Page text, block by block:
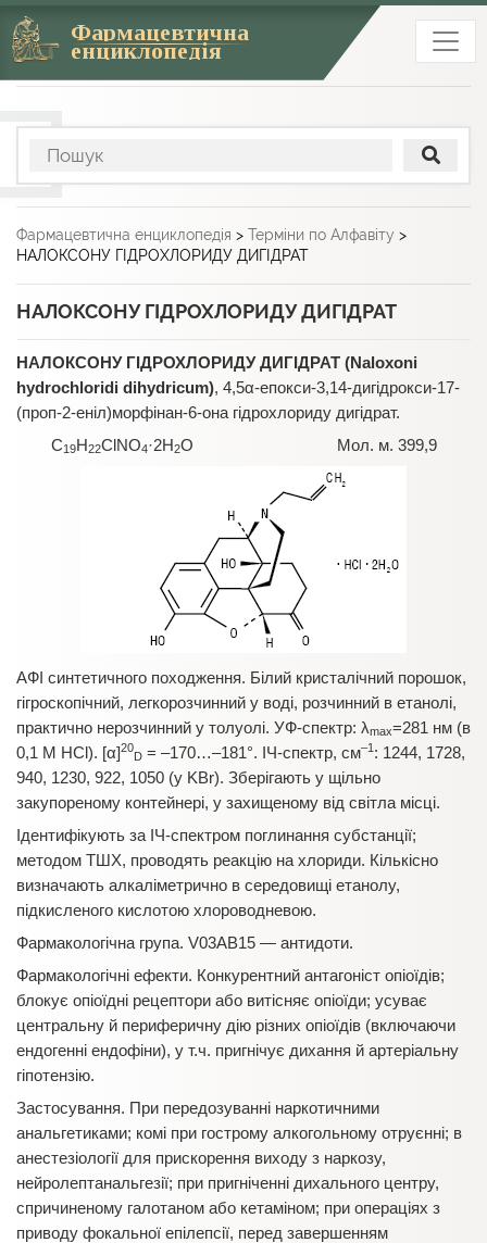
Фармацевтична
енциклопедія
Фармацевтична енциклопедія > Терміни по Алфавіту >
НАЛОКСОНУ ГІДРОХЛОРИДУ ДИГІДРАТ
НАЛОКСОНУ ГІДРОХЛОРИДУ ДИГІДРАТ
НАЛОКСОНУ ГІДРОХЛОРИДУ ДИГІДРАТ (Naloxoni
hydrochloridi dihydricum), 4,5α-епокси-3,14-дигідрокси-17-
(проп-2-еніл)морфінан-6-она гідрохлориду дигідрат.
C19H22ClNO4·2H2O Мол. м. 399,9
АФІ синтетичного походження. Білий кристалічний порошок,
гігроскопічний, легкорозчинний у воді, розчинний в етанолі,
практично нерозчинний у толуолі. УФ-спектр: λmax=281 нм (в
0,1 М HCl). [α]20
D = –170…–181°. ІЧ-спектр, см–1 : 1244, 1728,
940, 1230, 922, 1050 (у KBr). Зберігають у щільно
закупореному контейнері, у захищеному від світла місці.
Ідентифікують за ІЧ-спектром поглинання субстанції;
методом ТШХ, проводять реакцію на хлориди. Кількісно
визначають алкаліметрично в середовищі етанолу,
підкисленого кислотою хлороводневою.
Фармакологічна група. V03AB15 — антидоти.
Фармакологічні ефекти. Конкурентний антагоніст опіоїдів;
блокує опіоїдні рецептори або витісняє опіоїди; усуває
центральну й периферичну дію різних опіоїдів (включаючи
ендогенні ендофіни), у т.ч. пригнічує дихання й артеріальну
гіпотензію.
Застосування. При передозуванні наркотичними
анальгетиками; комі при гострому алкогольному отруєнні; в
анестезіології для прискорення виходу з наркозу,
нейролептанальгезії; при пригніченні дихального центру,
спричиненому галотаном або кетаміном; при операціях з
приводу фокальної епілепсії, перед завершенням